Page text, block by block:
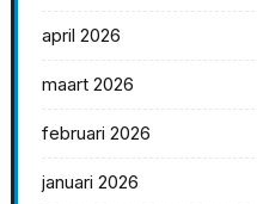
april 2026
maart 2026
februari 2026
januari 2026